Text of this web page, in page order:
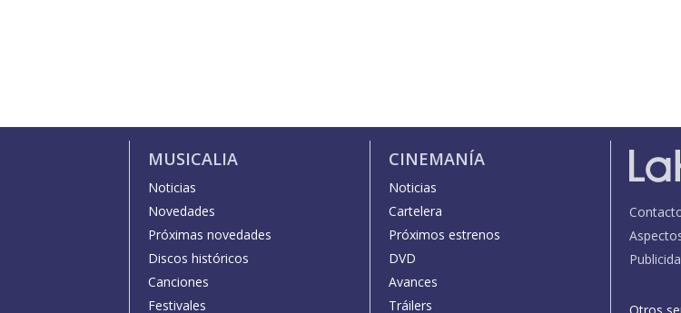
MUSICALIA
Noticias
Novedades
Próximas novedades
Discos históricos
Canciones
Festivales
CINEMANÍA
Noticias
Cartelera
Próximos estrenos
DVD
Avances
Tráilers
Otros